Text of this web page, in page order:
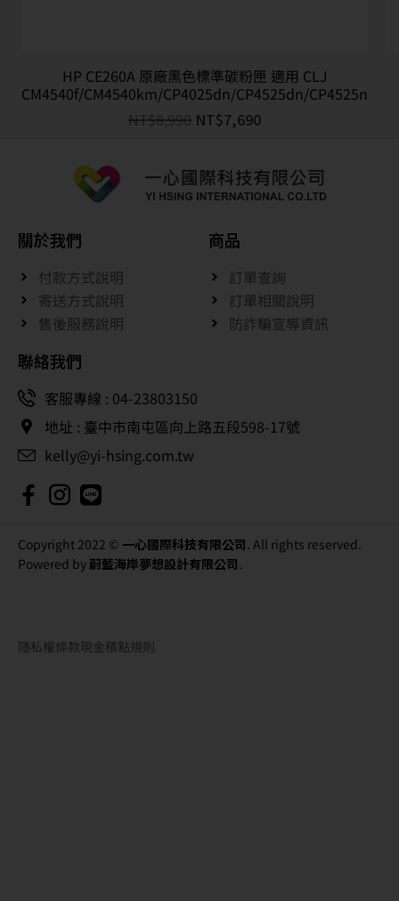
HP CE260A 原廠黑色標準碳粉匣 適用 CLJ
CM4540f/CM4540km/CP4025dn/CP4525dn/CP4525n
NT$8,990 NT$7,690
關於我們
付款方式說明
寄送方式說明
售後服務說明
商品
訂單查詢
訂單相關說明
防詐騙宣導資訊
聯絡我們
客服專線 : 04-23803150
地址 : 臺中市南屯區向上路五段598-17號
kelly@yi-hsing.com.tw
Copyright 2022 © 一心國際科技有限公司. All rights reserved.
Powered by蔚藍海岸夢想設計有限公司.
隱私權條款現金積點規則